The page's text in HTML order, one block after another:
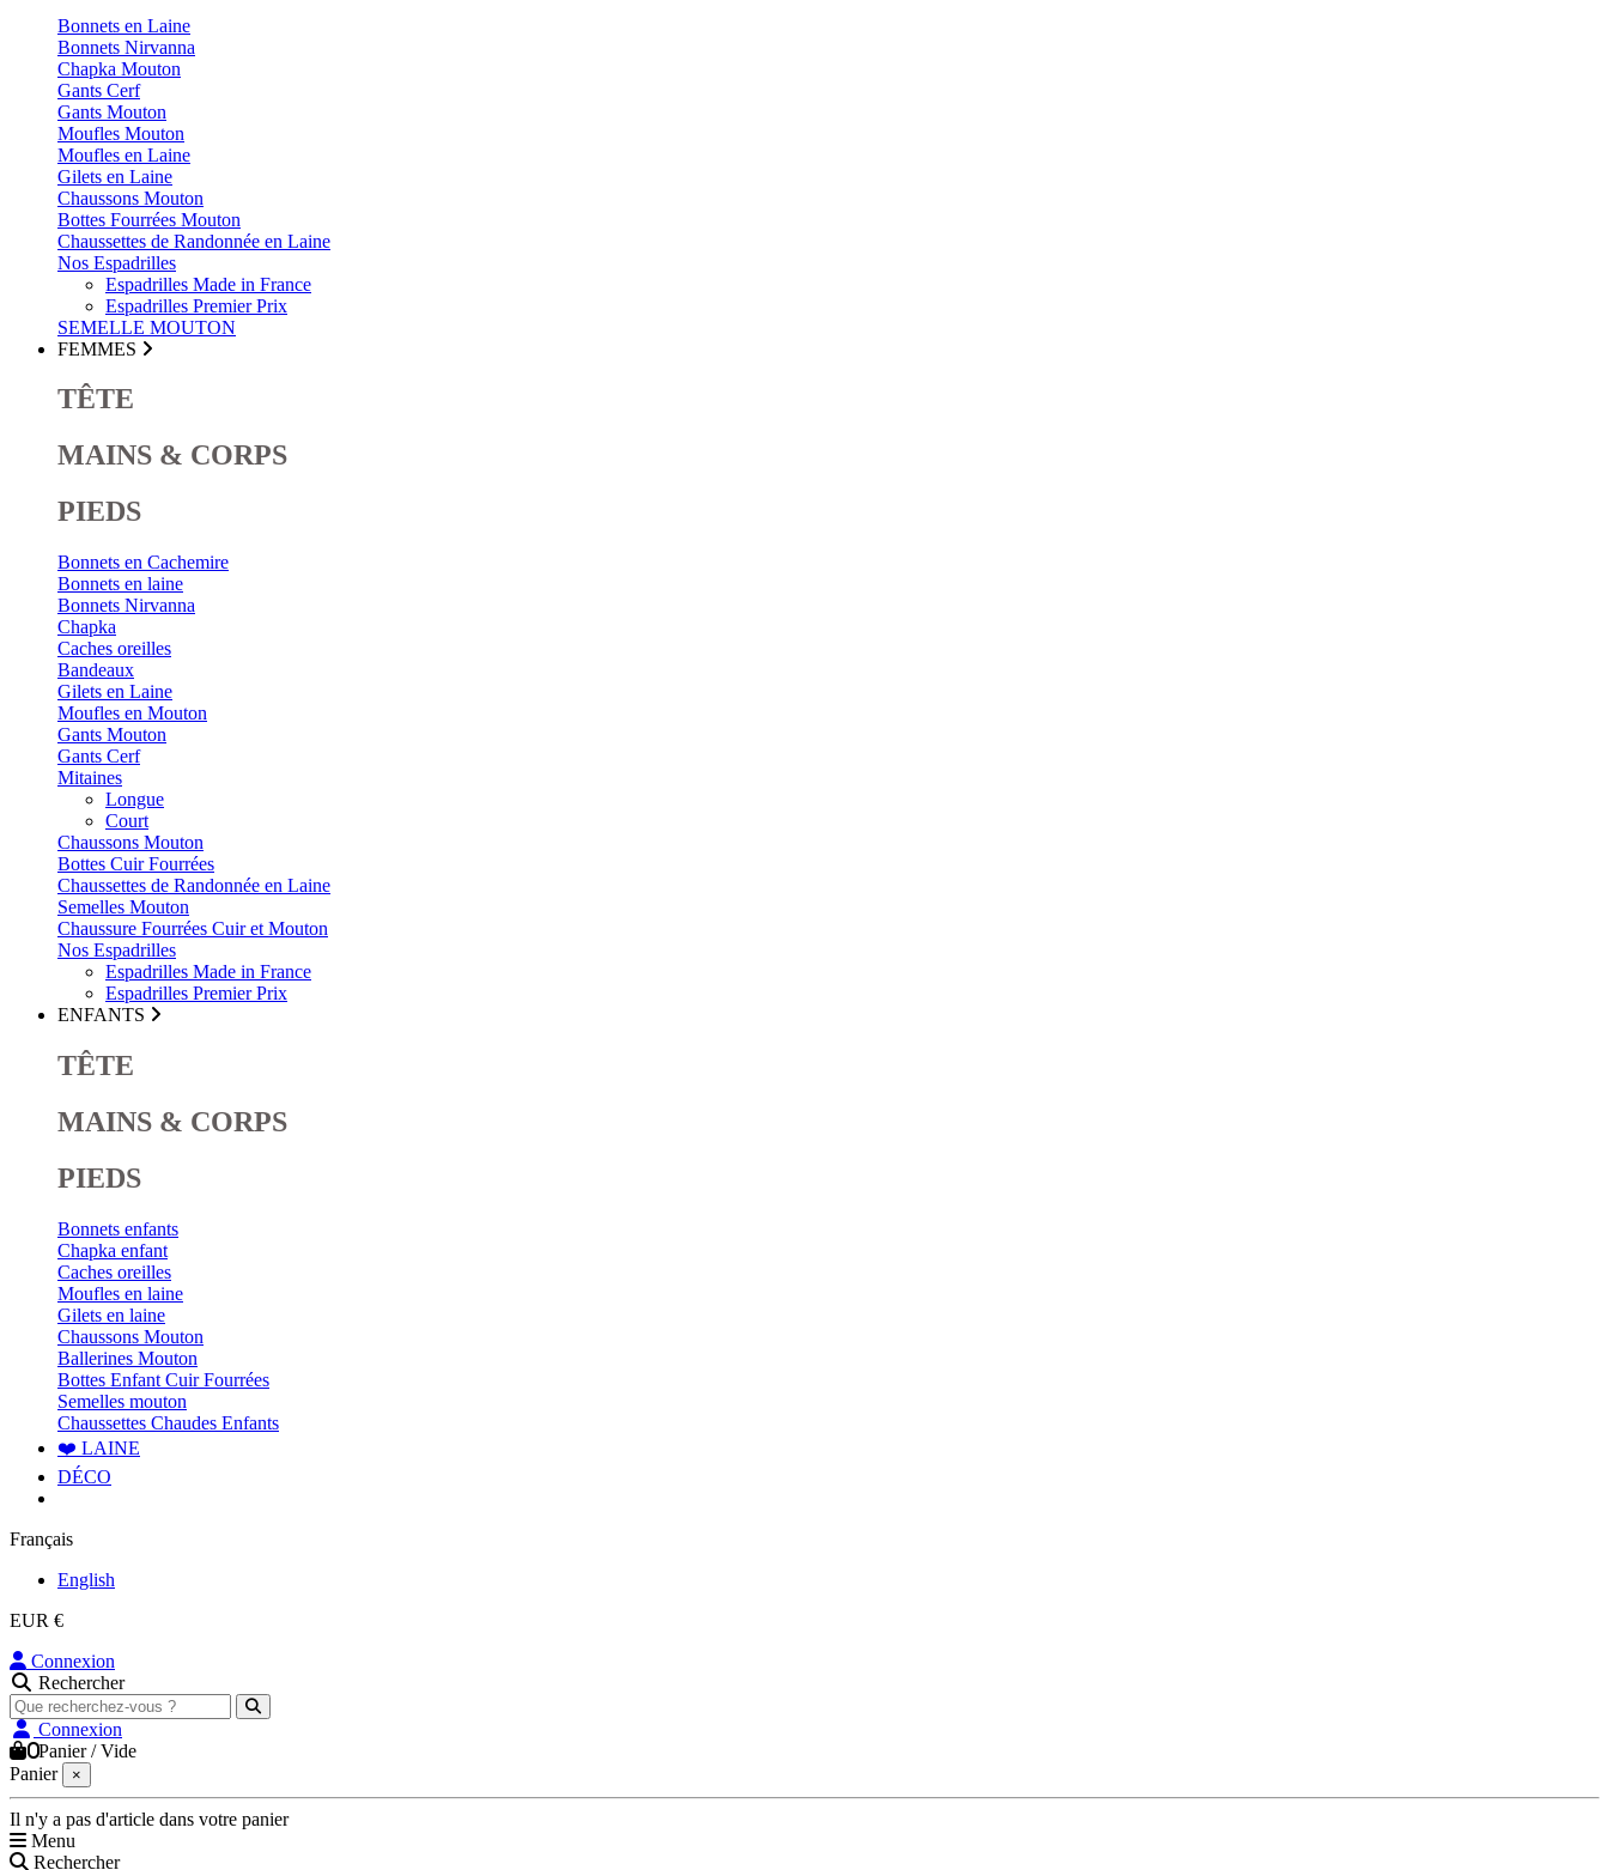
Bonnets en Laine
Bonnets Nirvanna
Chapka Mouton
Gants Cerf
Gants Mouton
Moufles Mouton
Moufles en Laine
Gilets en Laine
Chaussons Mouton
Bottes Fourrées Mouton
Chaussettes de Randonnée en Laine
Nos Espadrilles
Espadrilles Made in France
Espadrilles Premier Prix
SEMELLE MOUTON
FEMMES
TÊTE
MAINS & CORPS
PIEDS
Bonnets en Cachemire
Bonnets en laine
Bonnets Nirvanna
Chapka
Caches oreilles
Bandeaux
Gilets en Laine
Moufles en Mouton
Gants Mouton
Gants Cerf
Mitaines
Longue
Court
Chaussons Mouton
Bottes Cuir Fourrées
Chaussettes de Randonnée en Laine
Semelles Mouton
Chaussure Fourrées Cuir et Mouton
Nos Espadrilles
Espadrilles Made in France
Espadrilles Premier Prix
ENFANTS
TÊTE
MAINS & CORPS
PIEDS
Bonnets enfants
Chapka enfant
Caches oreilles
Moufles en laine
Gilets en laine
Chaussons Mouton
Ballerines Mouton
Bottes Enfant Cuir Fourrées
Semelles mouton
Chaussettes Chaudes Enfants
❤️ LAINE
DÉCO
Français
English
EUR €
Connexion
Rechercher
Connexion
0Panier /Vide
Panier
×
Il n'y a pas d'article dans votre panier
Menu
Rechercher